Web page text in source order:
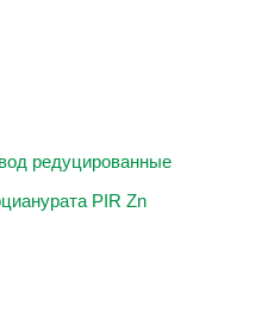
редуцированные
PIR Zn